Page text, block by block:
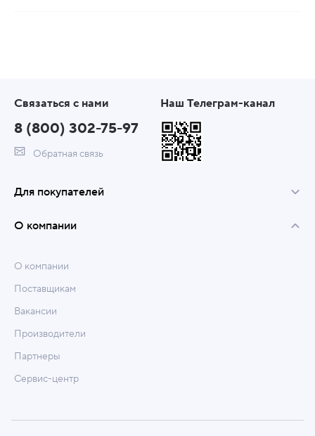
Связаться с нами
8 (800) 302-75-97
Обратная связь
Наш Телеграм-канал
Для покупателей
О компании
О компании
Поставщикам
Вакансии
Производители
Партнеры
Сервис-центр